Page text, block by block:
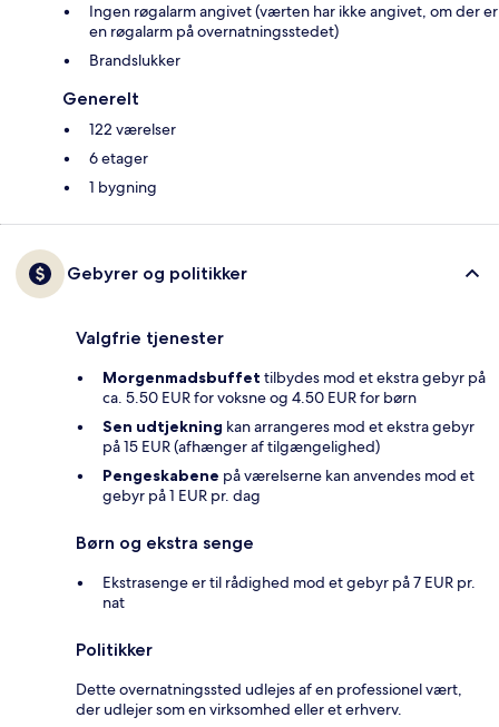
Ingen røgalarm angivet (værten har ikke angivet, om der er
en røgalarm på overnatningsstedet)
Brandslukker
Generelt
122 værelser
6 etager
1 bygning
Gebyrer og politikker
Valgfrie tjenester
Morgenmadsbuffet tilbydes mod et ekstra gebyr på
ca. 5.50 EUR for voksne og 4.50 EUR for børn
Sen udtjekning kan arrangeres mod et ekstra gebyr
på 15 EUR (afhænger af tilgængelighed)
Pengeskabene på værelserne kan anvendes mod et
gebyr på 1 EUR pr. dag
Børn og ekstra senge
Ekstrasenge er til rådighed mod et gebyr på 7 EUR pr.
nat
Politikker
Dette overnatningssted udlejes af en professionel vært,
der udlejer som en virksomhed eller et erhverv.